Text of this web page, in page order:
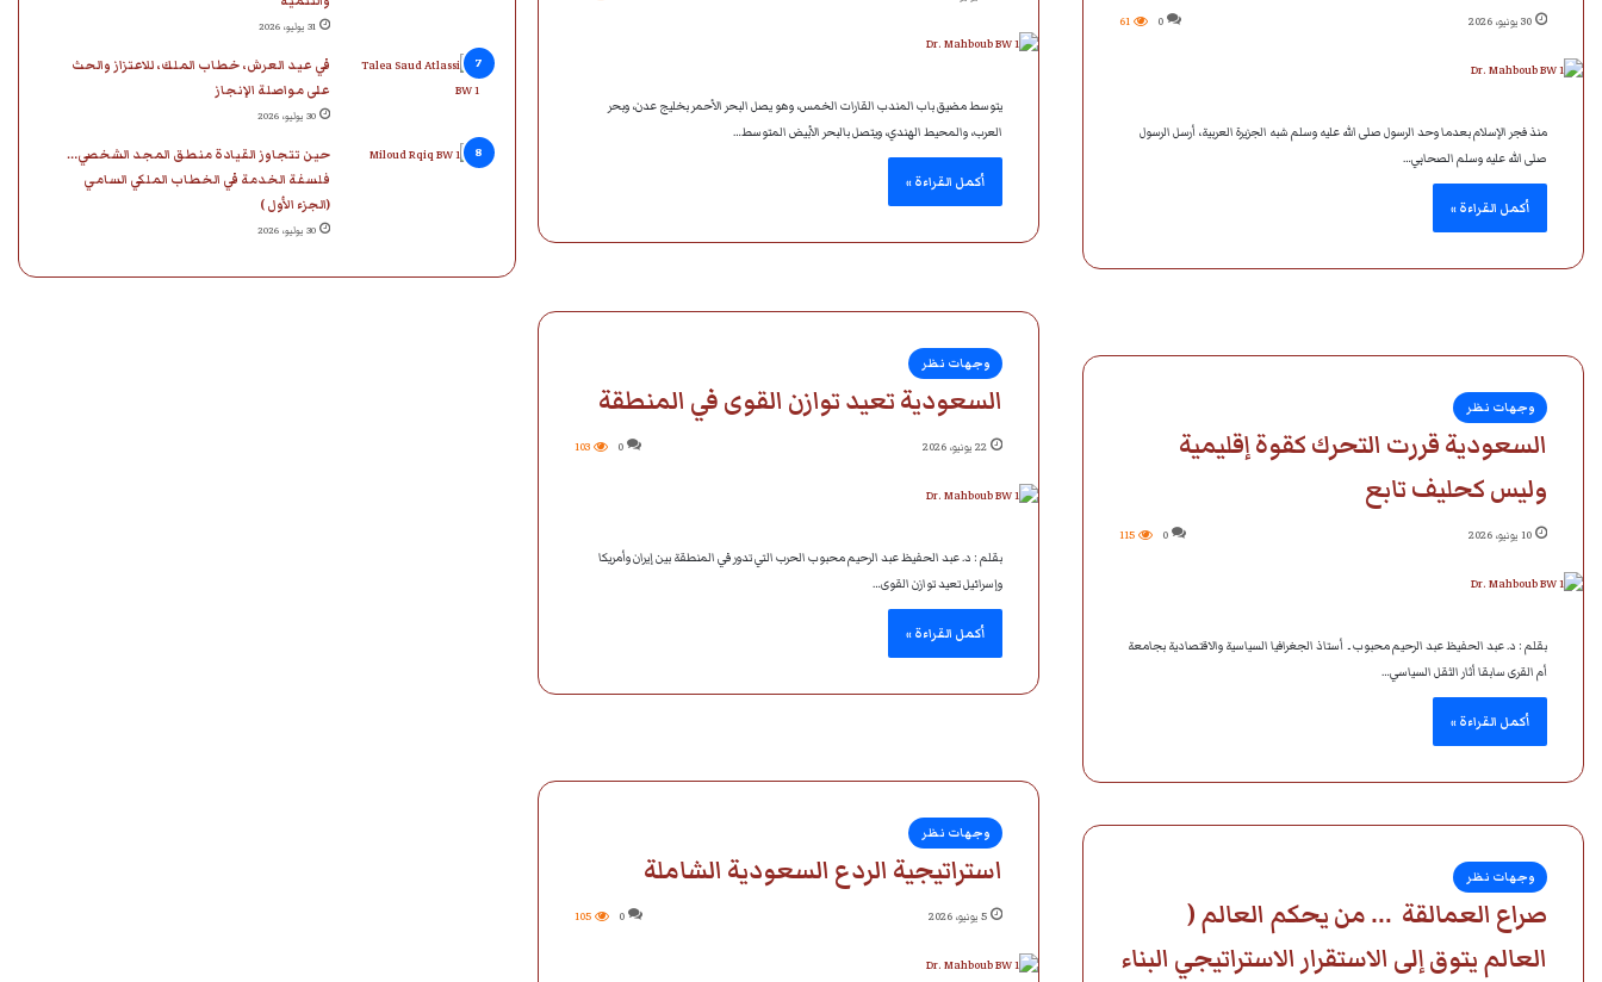
يتوسط مضيق باب المندب القارات الخمس، وهو يصل البحر الأحمر بخليج عدن، وبحر
العرب، والمحيط الهندي، ويتصل بالبحر الأبيض المتوسط…
أكمل القراءة »
30 يونيو، 2026 0
61
منذ فجر الإسلام بعدما وحد الرسول صلى الله عليه وسلم شبه الجزيرة العربية، أرسل الرسول
صلى الله عليه وسلم الصحابي…
أكمل القراءة »
وجهات نظر
السعودية تعيد توازن القوى في المنطقة
22 يونيو، 2026 0
103
بقلم : د. عبد الحفيظ عبد الرحيم محبوب الحرب التي تدور في المنطقة بين إيران وأمريكا
وإسرائيل تعيد توازن القوى…
أكمل القراءة »
وجهات نظر
السعودية قررت التحرك كقوة إقليمية
وليس كحليف تابع
10 يونيو، 2026 0
115
بقلم : د. عبد الحفيظ عبد الرحيم محبوب ـ أستاذ الجغرافيا السياسية والاقتصادية بجامعة
أم القرى سابقا أثار الثقل السياسي…
أكمل القراءة »
وجهات نظر
استراتيجية الردع السعودية الشاملة
5 يونيو، 2026 0
105
وجهات نظر
صراع العمالقة … من يحكم العالم (
العالم يتوق إلى الاستقرار الاستراتيجي البناء
31 يوليو، 2026
في عيد العرش، خطاب الملك، للاعتزاز والحث
على مواصلة الإنجاز
30 يوليو، 2026
حين تتجاوز القيادة منطق المجد الشخصي…
فلسفة الخدمة في الخطاب الملكي السامي
(الجزء الأول )
30 يوليو، 2026